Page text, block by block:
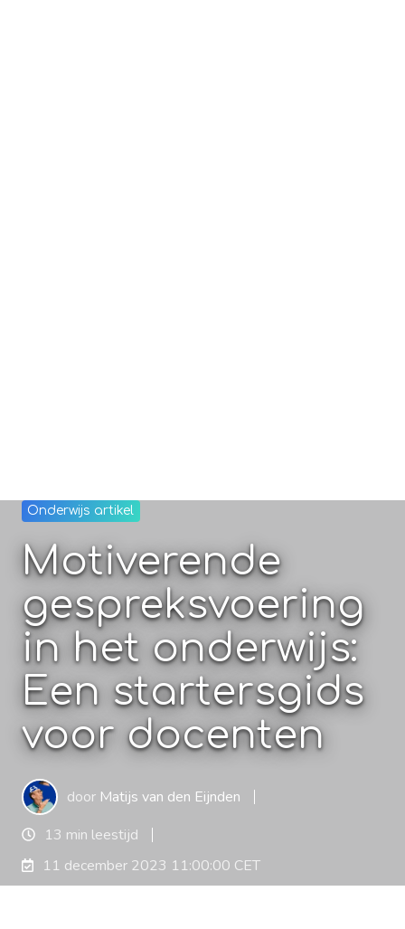
Onderwijs artikel
Motiverende
gespreksvoering
in het onderwijs:
Een startersgids
voor docenten
door Matijs van den Eijnden
13 min leestijd
11 december 2023 11:00:00 CET